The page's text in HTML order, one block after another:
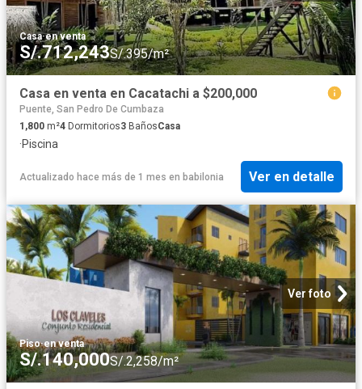
Casa·en venta
S/.712,243S/.395/m²
Casa en venta en Cacatachi a $200,000
Puente, San Pedro De Cumbaza
1,800 m²4 Dormitorios3 BañosCasa
·Piscina
Actualizado hace más de 1 mes en babilonia Ver en detalle
Ver foto
Piso·en venta
S/.140,000S/.2,258/m²